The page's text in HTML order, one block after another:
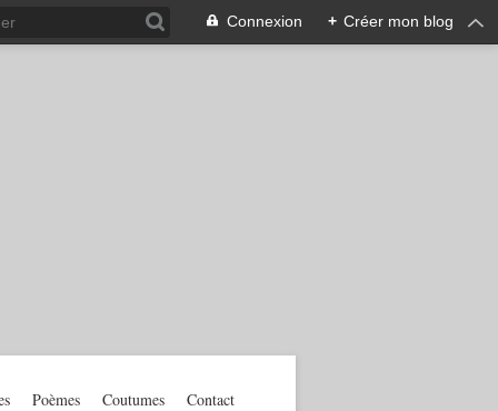
Connexion + Créer mon blog
Poèmes Coutumes Contact